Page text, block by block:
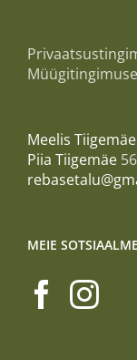
Meelis Tiigemäe
Piia Tiigemäe
MEIE